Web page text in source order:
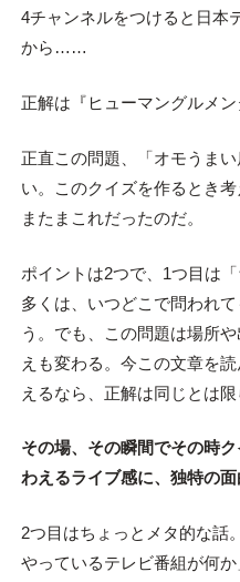
4チャンネルをつけると日本
から……
正解は『ヒューマングルメン
正直この問題、「オモうま
い。このクイズを作るとき
またまこれだったのだ。
ポイントは2つで、1つ目は「
多くは、いつどこで問われ
う。でも、この問題は場所
えも変わる。今この文章を
えるなら、正解は同じとは限
その場、その瞬間でその時
わえるライブ感に、 独特の面
2つ目はちょっとメタ的な話
やっているテレビ番組が何